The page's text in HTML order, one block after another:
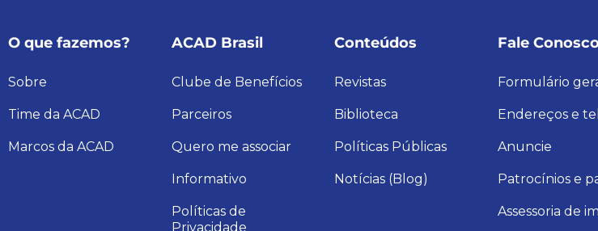
O que fazemos?
Sobre
Time da ACAD
Marcos da ACAD
ACAD Brasil
Clube de Benefícios
Parceiros
Quero me associar
Informativo
Políticas de
Privacidade
Conteúdos
Revistas
Biblioteca
Políticas Públicas
Notícias (Blog)
Fale
Formulário
Endereços e
Anuncie
Patrocínios e
Assessoria de